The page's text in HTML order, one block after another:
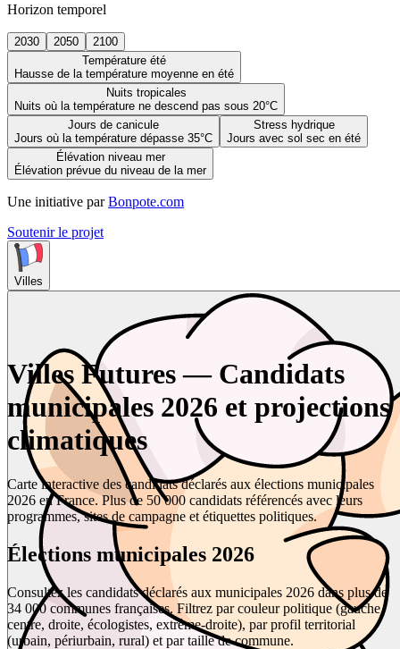
Horizon temporel
2030 2050
2100
Température été
Hausse de la température moyenne en été
Nuits tropicales
Nuits où la température ne descend pas sous 20°C
Jours de canicule
Jours où la température dépasse 35°C
Stress hydrique
Jours avec sol sec en été
Élévation niveau mer
Élévation prévue du niveau de la mer
Une initiative par Bonpote.com
Soutenir le projet
Villes
Villes Futures — Candidats
municipales 2026 et projections
climatiques
Carte interactive des candidats déclarés aux élections municipales
2026 en France. Plus de 50 000 candidats référencés avec leurs
programmes, sites de campagne et étiquettes politiques.
Élections municipales 2026
Consultez les candidats déclarés aux municipales 2026 dans plus de
34 000 communes françaises. Filtrez par couleur politique (gauche,
centre, droite, écologistes, extrême-droite), par profil territorial
(urbain, périurbain, rural) et par taille de commune.